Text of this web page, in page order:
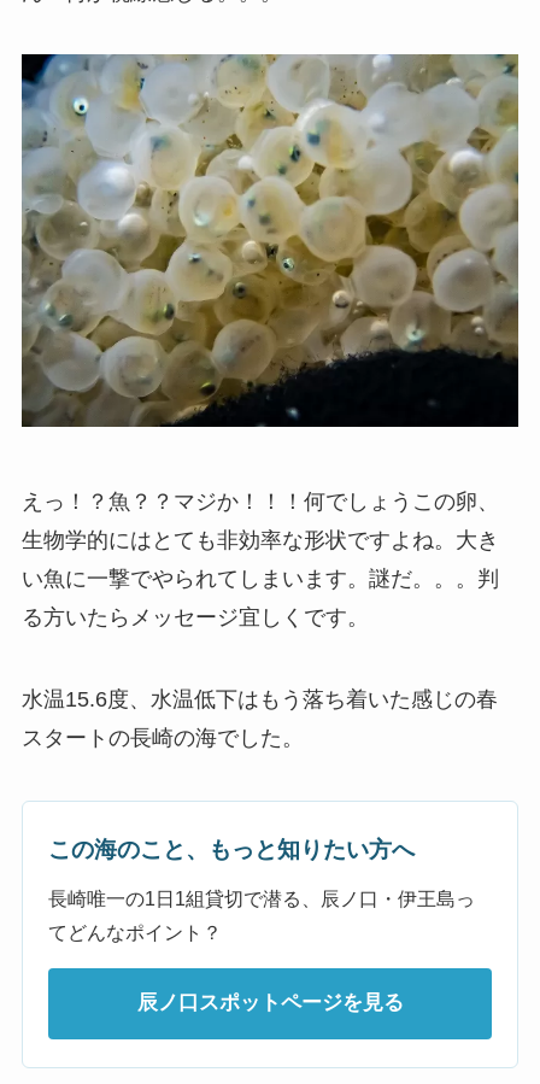
えっ！？魚？？マジか！！！何でしょうこの卵、
生物学的にはとても非効率な形状ですよね。大き
い魚に一撃でやられてしまいます。謎だ。。。判
る方いたらメッセージ宜しくです。
水温15.6度、水温低下はもう落ち着いた感じの春
スタートの長崎の海でした。
この海のこと、もっと知りたい方へ
長崎唯一の1日1組貸切で潜る、辰ノ口・伊王島っ
てどんなポイント？
辰ノ口スポットページを見る